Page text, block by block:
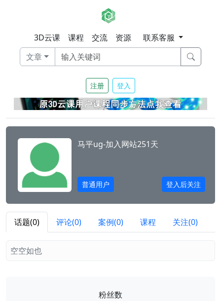
3D云课 课程 交流 资源
联系客服
文章
注册 登入
马平ug-加入网站251天
普通用户 登入后关注
话题(0) 评论(0) 案例(0) 课程 关注(0)
空空如也
粉丝数